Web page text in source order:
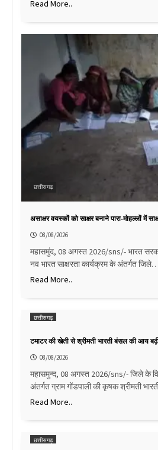
Read More..
छत्तीसगढ़
असाक्षर वयस्कों को साक्षर बनाने पारा-मोहल्लों में
08/08/2026
महासमुंद, 08 अगस्त 2026/sns/- भारत
नव भारत साक्षरता कार्यक्रम के अंतर्गत जिले…
Read More..
छत्तीसगढ़
टमाटर की खेती से श्रीमती भारती बंसल की आय
08/08/2026
महासमुन्द, 08 अगस्त 2026/sns/- जिले के
अंतर्गत ग्राम गोंडपाली की कृषक श्रीमती
Read More..
छत्तीसगढ़